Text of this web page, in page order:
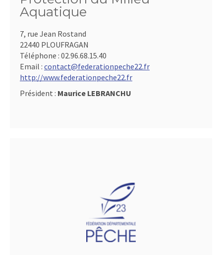
Aquatique
7, rue Jean Rostand
22440 PLOUFRAGAN
Téléphone : 02.96.68.15.40
Email : contact@federationpeche22.fr
http://www.federationpeche22.fr
Président : Maurice LEBRANCHU